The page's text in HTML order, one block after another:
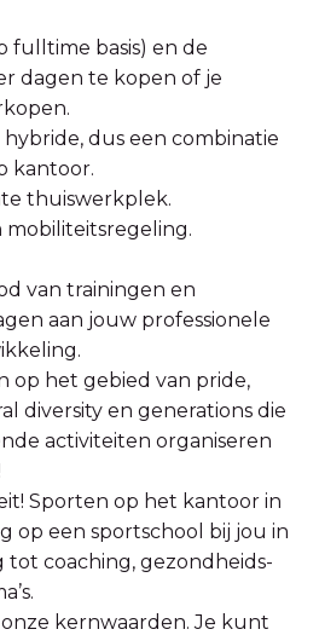
fulltime basis) en de
dagen te kopen of je
dus een combinatie
kantoor.
thuiswerkplek.
mobiliteitsregeling.
van trainingen en
aan jouw professionele
op het gebied van pride,
diversity en generations die
activiteiten organiseren
Sporten op het kantoor in
op een sportschool bij jou in
coaching, gezondheids-
onze kernwaarden. Je kunt